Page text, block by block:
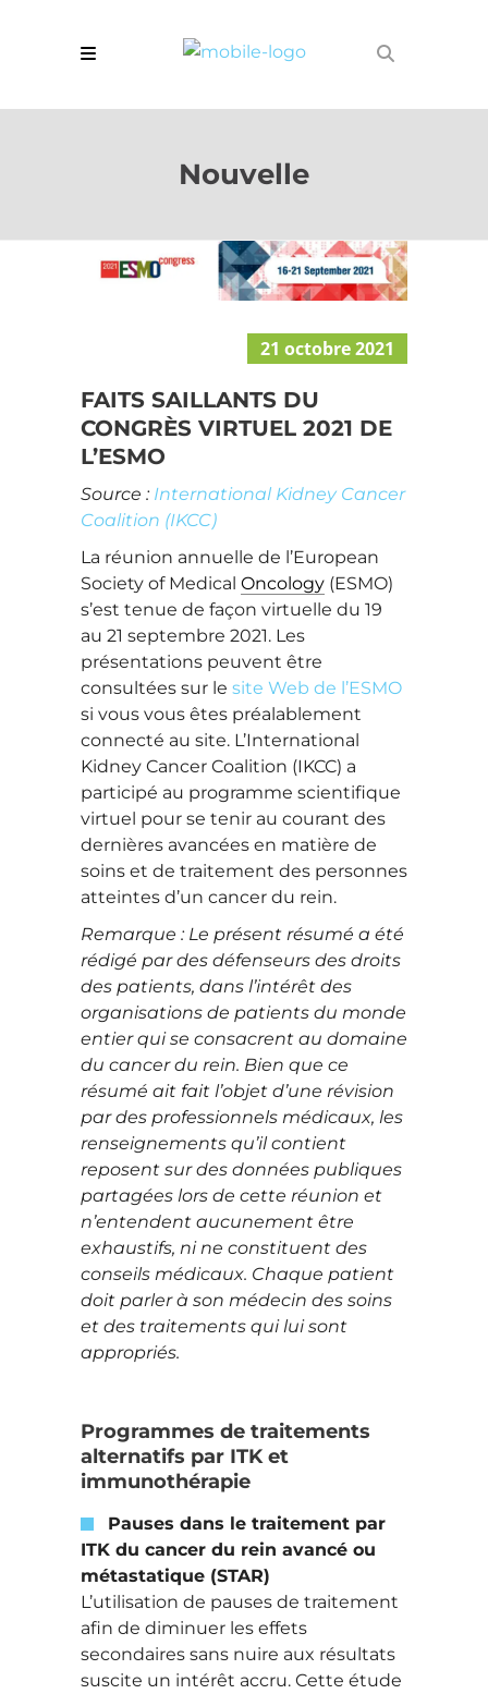
Nouvelle
21 octobre 2021
FAITS SAILLANTS DU
CONGRÈS VIRTUEL 2021 DE
L’ESMO
Source : International Kidney Cancer
Coalition (IKCC)
La réunion annuelle de l’European
Society of Medical Oncology (ESMO)
s’est tenue de façon virtuelle du 19
au 21 septembre 2021. Les
présentations peuvent être
consultées sur le site Web de l’ESMO
si vous vous êtes préalablement
connecté au site. L’International
Kidney Cancer Coalition (IKCC) a
participé au programme scientifique
virtuel pour se tenir au courant des
dernières avancées en matière de
soins et de traitement des personnes
atteintes d’un cancer du rein.
Remarque : Le présent résumé a été
rédigé par des défenseurs des droits
des patients, dans l’intérêt des
organisations de patients du monde
entier qui se consacrent au domaine
du cancer du rein. Bien que ce
résumé ait fait l’objet d’une révision
par des professionnels médicaux, les
renseignements qu’il contient
reposent sur des données publiques
partagées lors de cette réunion et
n’entendent aucunement être
exhaustifs, ni ne constituent des
conseils médicaux. Chaque patient
doit parler à son médecin des soins
et des traitements qui lui sont
appropriés.
Programmes de traitements
alternatifs par ITK et
immunothérapie
Pauses dans le traitement par
ITK du cancer du rein avancé ou
métastatique (STAR)
L’utilisation de pauses de traitement
afin de diminuer les effets
secondaires sans nuire aux résultats
suscite un intérêt accru. Cette étude